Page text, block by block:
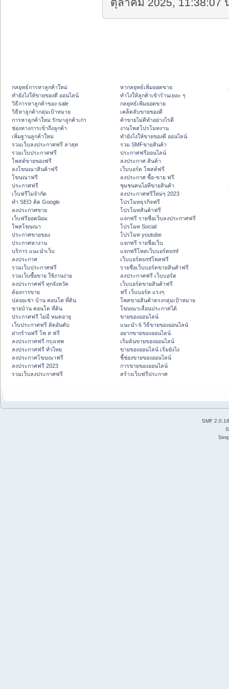
ตุลาคม 2025, 11:38:07
กลยุทธ์การหาลูกค้าใหม่
ทํายังไงให้ขายของดี ออนไลน์
วิธีการหาลูกค้าของ sale
วิธีหาลูกค้ากลุ่มเป้าหมาย
การหาลูกค้าใหม่ รักษาลูกค้าเก่า
ช่องทางการเข้าถึงลูกค้า
เพิ่มฐานลูกค้าใหม่
รวมเว็บลงประกาศฟรี ล่าสุด
รวมเว็บประกาศฟรี
โพสต์ขายของฟรี
ลงโฆษณาสินค้าฟรี
โฆษณาฟรี
ประกาศฟรี
เว็บฟรีไม่จำกัด
ทำ SEO ติด Google
ลงประกาศขาย
เว็บฟรียอดนิยม
โพสโฆษณา
ประกาศขายของ
ประกาศหางาน
บริการ แนะนำเว็บ
ลงประกาศ
รวมเว็บประกาศฟรี
รวมเว็บซื้อขาย ใช้งานง่าย
ลงประกาศฟรี ทุกจังหวัด
ต้องการขาย
ปล่อยเช่า บ้าน คอนโด ที่ดิน
ขายบ้าน คอนโด ที่ดิน
ประกาศฟรี ไม่มี หมดอายุ
เว็บประกาศฟรี ติดอันดับ
ฝากร้านฟรี โพ ส ฟรี
ลงประกาศฟรี กรุงเทพ
ลงประกาศฟรี ทั่วไทย
ลงประกาศโฆษณาฟรี
ลงประกาศฟรี 2023
รวมเว็บลงประกาศฟรี
หากลยุทธ์เพิ่มยอดขาย
ทําไงให้ลูกค้าเข้าร้านเยอะ ๆ
กลยุทธ์เพิ่มยอดขาย
เคล็ดลับขายของดี
ค้าขายไม่ดีทำอย่างไรดี
งานโพสโปรโมทงาน
ทํายังไงให้ขายของดี ออนไลน์
รวม SMFขายสินค้า
ประกาศฟรีออนไลน์
ลงประกาศ สินค้า
เว็บบอร์ด โพสต์ฟรี
ลงประกาศ ซื้อ-ขาย ฟรี
ชุมชนคนไอทีขายสินค้า
ลงประกาศฟรีใหม่ๆ 2023
โปรโมทธุรกิจฟรี
โปรโมทสินค้าฟรี
แจกฟรี รายชื่อเว็บลงประกาศฟรี
โปรโมท Social
โปรโมท youtube
แจกฟรี รายชื่อเว็บ
แจกฟรีโพสเว็บบอร์ดsmf
เว็บบอร์ดsmfโพสฟรี
รายชื่อเว็บบอร์ดขายสินค้าฟรี
ลงประกาศฟรี เว็บบอร์ด
เว็บบอร์ดขายสินค้าฟรี
ฟรี เว็บบอร์ด แรงๆ
โพสขายสินค้าตรงกลุ่มเป้าหมาย
โฆษณาเลื่อนประกาศได้
ขายของออนไลน์
แนะนำ 6 วิธีขายของออนไลน์
อยากขายของออนไลน์
เริ่มต้นขายของออนไลน์
ขายของออนไลน์ เริ่มยังไง
ชี้ช่องขายของออนไลน์
การขายของออนไลน์
สร้างเว็บฟรีประกาศ
SMF 2.0.18